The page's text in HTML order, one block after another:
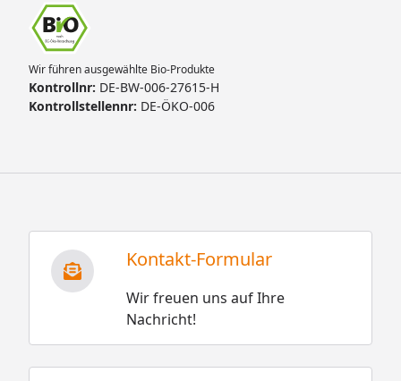
Wir führen ausgewählte Bio-Produkte
Kontrollnr: DE-BW-006-27615-H
Kontrollstellennr: DE-ÖKO-006
Kontakt-Formular
Wir freuen uns auf Ihre
Nachricht!